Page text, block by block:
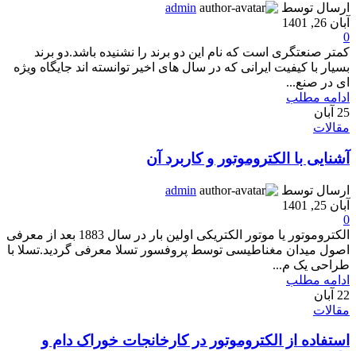
ارسال توسط
admin
آبان 26, 1401
0
کمتر صنعتگری است که نام این دو برند را نشنیده باشد.دو برند
بسیار با کیفیت ایرانی که در سال های اخیر توانسته اند جایگاه ویژه
ای در صنع...
ادامه مطلب
25 آبان
مقالات
آشنایی با الکتروموتور و کاربرد آن
ارسال توسط
admin
آبان 25, 1401
0
الکتروموتور یا موتور الکتریکی اولین بار در سال 1883 بعد از معرفی
اصول میدان مغناطیسی توسط پروفسور تسلا معرفی گردید.تسلا با
طراحی یک م...
ادامه مطلب
22 آبان
مقالات
استفاده از الکتروموتور در کارخانجات خوراک دام و